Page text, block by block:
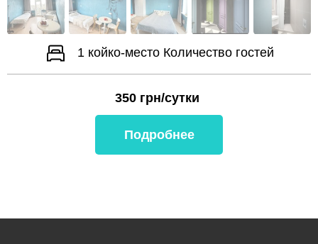
1 койко-место Количество гостей
350 грн/сутки
Подробнее